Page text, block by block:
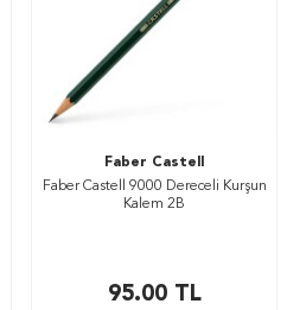
Faber Castell
Faber Castell 9000 Dereceli Kurşun
Kalem 2B
95.00TL